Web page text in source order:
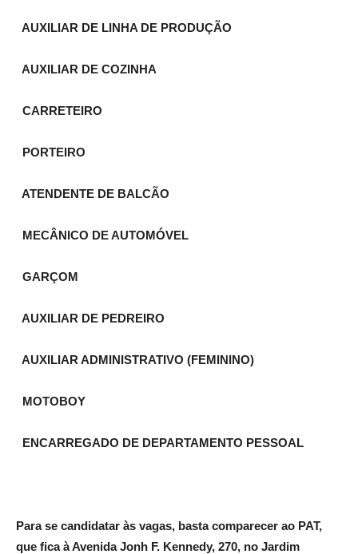
AUXILIAR DE LINHA DE PRODUÇÃO
AUXILIAR DE COZINHA
CARRETEIRO
PORTEIRO
ATENDENTE DE BALCÃO
MECÂNICO DE AUTOMÓVEL
GARÇOM
AUXILIAR DE PEDREIRO
AUXILIAR ADMINISTRATIVO (FEMININO)
MOTOBOY
ENCARREGADO DE DEPARTAMENTO PESSOAL
Para se candidatar às vagas, basta comparecer ao PAT,
que fica à Avenida Jonh F. Kennedy, 270, no Jardim